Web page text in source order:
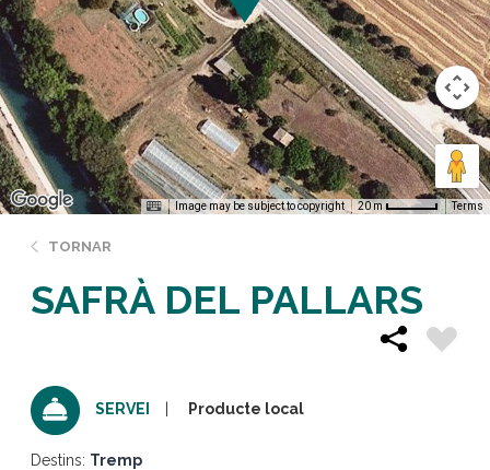
Image may be subject to copyright 20 m Terms
TORNAR
SAFRÀ DEL PALLARS
SERVEI Producte local
Destins: Tremp